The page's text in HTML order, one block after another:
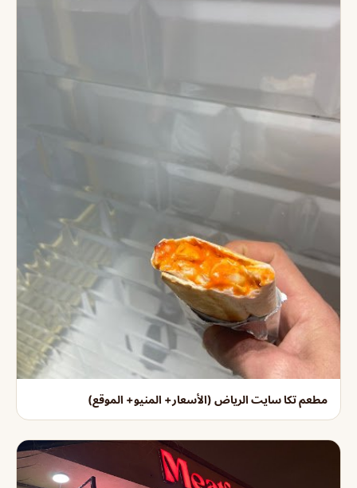
مطعم تكا سايت الرياض (الأسعار+ المنيو+ الموقع)